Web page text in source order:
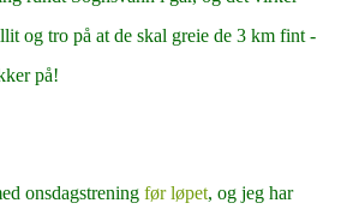
og tro på at de skal greie de 3 km fint -
på!
onsdagstrening før løpet, og jeg har